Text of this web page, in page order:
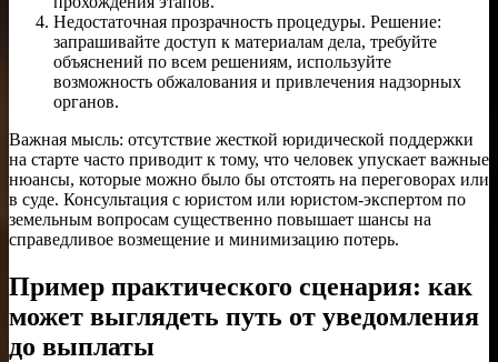
Недостаточная прозрачность процедуры. Решение:
запрашивайте доступ к материалам дела, требуйте
объяснений по всем решениям, используйте
возможность обжалования и привлечения надзорных
органов.
Важная мысль: отсутствие жесткой юридической поддержки
на старте часто приводит к тому, что человек упускает важные
нюансы, которые можно было бы отстоять на переговорах или
в суде. Консультация с юристом или юристом-экспертом по
земельным вопросам существенно повышает шансы на
справедливое возмещение и минимизацию потерь.
Пример практического сценария: как
может выглядеть путь от уведомления
до выплаты